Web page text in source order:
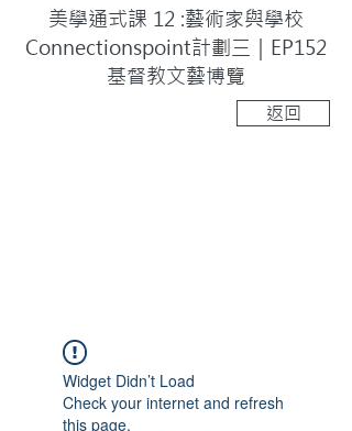
美學通式課 12 :藝術家與學校
Connectionspoint計劃三｜EP152
基督教文藝博覽
返回
Widget Didn’t Load
Check your internet and refresh
this page.